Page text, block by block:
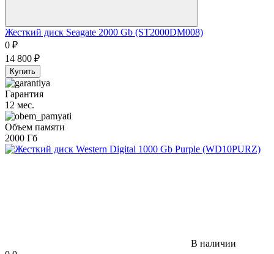
Жесткий диск Seagate 2000 Gb (ST2000DM008)
0 ₽
14 800 ₽
Купить
Гарантия
12 мес.
Объем памяти
2000 Гб
В наличии